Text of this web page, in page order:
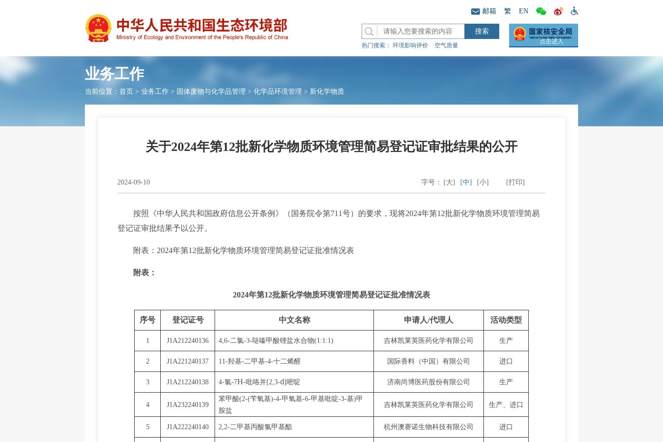
邮箱 繁 EN
热门搜索： 环境影响评价 空气质量
点击进入
业务工作
当前位置： 首页 > 业务工作 > 固体废物与化学品管理 > 化学品环境管理 > 新化学物质
关于2024年第12批新化学物质环境管理简易登记证审批结果的公开
2024-09-10 [打印]
字号： [大] [中] [小]
按照《中华人民共和国政府信息公开条例》（国务院令第711号）的要求，现将2024年第12批新化学物质环境管理简易
登记证审批结果予以公开。
附表：2024年第12批新化学物质环境管理简易登记证批准情况表
附表：
2024年第12批新化学物质环境管理简易登记证批准情况表
序号 登记证号 中文名称 申请人/代理人 活动类型
1 J1A212240136 4,6-二氯-3-哒嗪甲酸锂盐水合物(1:1:1) 吉林凯莱英医药化学有限公司 生产
2 J1A221240137 11-羟基-二甲基-4-十二烯醛 国际香料（中国）有限公司 进口
3 J1A212240138 4-氯-7H-吡咯并[2,3-d]嘧啶 济南尚博医药股份有限公司 生产
4 J1A232240139
苯甲酸(2-(苄氧基)-4-甲氧基-6-甲基吡啶-3-基)甲
胺盐
吉林凯莱英医药化学有限公司 生产、 进口
5 J1A222240140 2,2-二甲基丙酸氯甲基酯 杭州澳赛诺生物科技有限公司 进口